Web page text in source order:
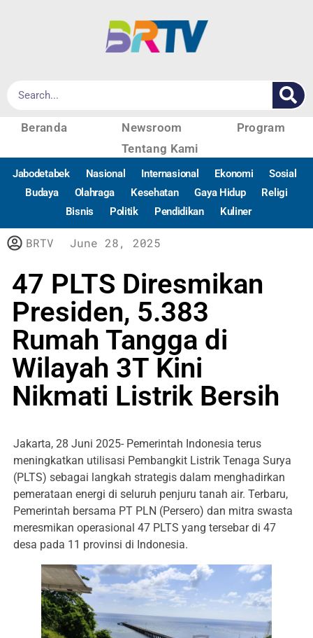
Beranda Newsroom
Program
Tentang Kami
Jabodetabek Nasional Internasional Ekonomi
Sosial
Budaya
Olahraga Kesehatan Gaya Hidup
Religi
Bisnis
Politik Pendidikan Kuliner
BRTV June 28, 2025
47 PLTS Diresmikan
Presiden, 5.383
Rumah Tangga di
Wilayah 3T Kini
Nikmati Listrik Bersih
Jakarta, 28 Juni 2025- Pemerintah Indonesia terus
meningkatkan utilisasi Pembangkit Listrik Tenaga Surya
(PLTS) sebagai langkah strategis dalam menghadirkan
pemerataan energi di seluruh penjuru tanah air. Terbaru,
Pemerintah bersama PT PLN (Persero) dan mitra swasta
meresmikan operasional 47 PLTS yang tersebar di 47
desa pada 11 provinsi di Indonesia.